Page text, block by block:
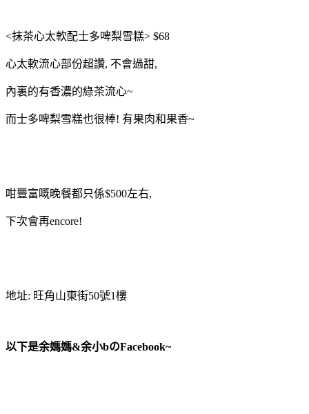
<抹茶心太軟配士多啤梨雪糕> $68
心太軟流心部份超讚, 不會過甜,
內裏的有香濃的綠茶流心~
而士多啤梨雪糕也很棒! 有果肉和果香~
咁豐富嘅晚餐都只係$500左右,
下次會再encore!
地址: 旺角山東街50號1樓
以下是余媽媽&余小bのFacebook~